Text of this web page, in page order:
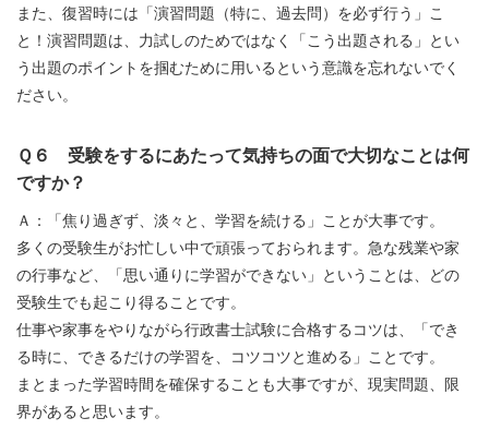
また、復習時には「演習問題（特に、過去問）を必ず行う」こ
と！演習問題は、力試しのためではなく「こう出題される」とい
う出題のポイントを掴むために用いるという意識を忘れないでく
ださい。
Ｑ６ 受験をするにあたって気持ちの面で大切なことは何
ですか？
Ａ：「焦り過ぎず、淡々と、学習を続ける」ことが大事です。
多くの受験生がお忙しい中で頑張っておられます。急な残業や家
の行事など、「思い通りに学習ができない」ということは、どの
受験生でも起こり得ることです。
仕事や家事をやりながら行政書士試験に合格するコツは、「でき
る時に、できるだけの学習を、コツコツと進める」ことです。
まとまった学習時間を確保することも大事ですが、現実問題、限
界があると思います。